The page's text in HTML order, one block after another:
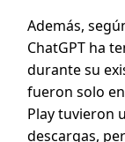
Además,
ChatGPT ha
durante su
fueron solo
Play tuvieron
descargas,